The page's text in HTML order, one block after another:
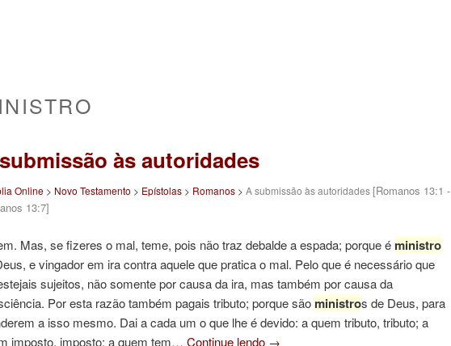
às autoridades
Online > Novo Testamento > Epístolas > Romanos > A submissão às autoridades [Romanos 13:1 -
13:7]
Mas, se fizeres o mal, teme, pois não traz debalde a espada; porque é ministro
e vingador em ira contra aquele que pratica o mal. Pelo que é necessário que
sujeitos, não somente por causa da ira, mas também por causa da
Por esta razão também pagais tributo; porque são ministros de Deus, para
a isso mesmo. Dai a cada um o que lhe é devido: a quem tributo, tributo; a
imposto, imposto; a quem tem… Continue lendo →